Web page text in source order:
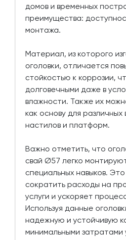
домов и временных
преимущества:
монтажа.
Материал, из которого
оголовки, отличается
стойкостью к коррозии,
долговечными даже в
влажности. Также их
как основу для
настилов и платформ.
Важно отметить, что
свай Ø57 легко
специальных навыков.
сократить расходы на
услуги и ускоряет
Используя данные
надежную и устойчивую
минимальными затратами